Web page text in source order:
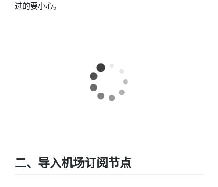
过的要小心。
二、导入机场订阅节点